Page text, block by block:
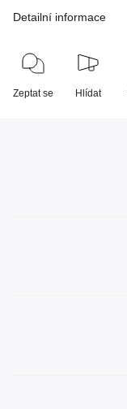
Detailní informace
Zeptat se Hlídat